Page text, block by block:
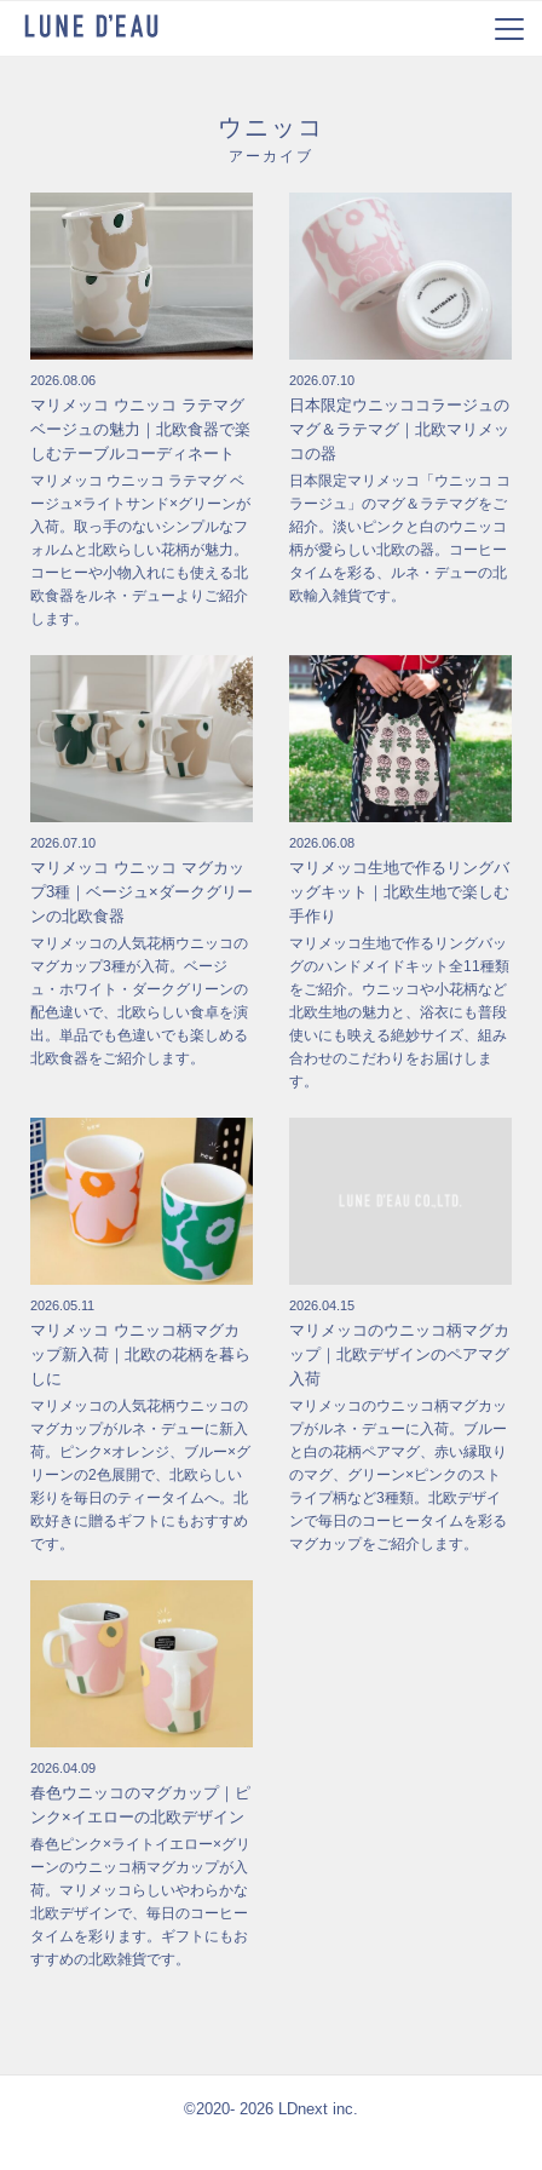
ウニッコ
アーカイブ
2026.08.06
マリメッコ ウニッコ ラテマグ
ベージュの魅力｜北欧食器で楽
しむテーブルコーディネート
マリメッコ ウニッコ ラテマグ ベ
ージュ×ライトサンド×グリーンが
入荷。取っ手のないシンプルなフ
ォルムと北欧らしい花柄が魅力。
コーヒーや小物入れにも使える北
欧食器をルネ・デューよりご紹介
します。
2026.07.10
日本限定ウニッココラージュの
マグ＆ラテマグ｜北欧マリメッ
コの器
日本限定マリメッコ「ウニッコ コ
ラージュ」のマグ＆ラテマグをご
紹介。淡いピンクと白のウニッコ
柄が愛らしい北欧の器。コーヒー
タイムを彩る、ルネ・デューの北
欧輸入雑貨です。
2026.07.10
マリメッコ ウニッコ マグカッ
プ3種｜ベージュ×ダークグリー
ンの北欧食器
マリメッコの人気花柄ウニッコの
マグカップ3種が入荷。ベージ
ュ・ホワイト・ダークグリーンの
配色違いで、北欧らしい食卓を演
出。単品でも色違いでも楽しめる
北欧食器をご紹介します。
2026.06.08
マリメッコ生地で作るリングバ
ッグキット｜北欧生地で楽しむ
手作り
マリメッコ生地で作るリングバッ
グのハンドメイドキット全11種類
をご紹介。ウニッコや小花柄など
北欧生地の魅力と、浴衣にも普段
使いにも映える絶妙サイズ、組み
合わせのこだわりをお届けしま
す。
2026.05.11
マリメッコ ウニッコ柄マグカ
ップ新入荷｜北欧の花柄を暮ら
しに
マリメッコの人気花柄ウニッコの
マグカップがルネ・デューに新入
荷。ピンク×オレンジ、ブルー×グ
リーンの2色展開で、北欧らしい
彩りを毎日のティータイムへ。北
欧好きに贈るギフトにもおすすめ
です。
2026.04.15
マリメッコのウニッコ柄マグカ
ップ｜北欧デザインのペアマグ
入荷
マリメッコのウニッコ柄マグカッ
プがルネ・デューに入荷。ブルー
と白の花柄ペアマグ、赤い縁取り
のマグ、グリーン×ピンクのスト
ライプ柄など3種類。北欧デザイ
ンで毎日のコーヒータイムを彩る
マグカップをご紹介します。
2026.04.09
春色ウニッコのマグカップ｜ピ
ンク×イエローの北欧デザイン
春色ピンク×ライトイエロー×グリ
ーンのウニッコ柄マグカップが入
荷。マリメッコらしいやわらかな
北欧デザインで、毎日のコーヒー
タイムを彩ります。ギフトにもお
すすめの北欧雑貨です。
©2020- 2026 LDnext inc.